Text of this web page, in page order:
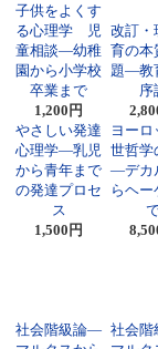
子供をよくす
る心理学 児
童相談―幼稚
園から小学校
卒業まで
1,200円
改訂・
育の本
題―教
序
やさしい発達
心理学―乳児
から青年まで
の発達プロセ
ス
1,500円
ヨーロ
世哲学
―デカ
らヘー
社会階級論― 社会